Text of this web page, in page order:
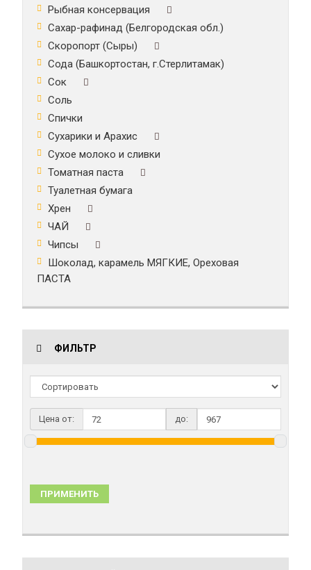
Рыбная консервация
Сахар-рафинад (Белгородская обл.)
Скоропорт (Сыры)
Сода (Башкортостан, г.Стерлитамак)
Сок
Соль
Спички
Сухарики и Арахис
Сухое молоко и сливки
Томатная паста
Туалетная бумага
Хрен
ЧАЙ
Чипсы
Шоколад, карамель МЯГКИЕ, Ореховая
ПАСТА
ФИЛЬТР
Цена от: до:
ПРИМЕНИТЬ